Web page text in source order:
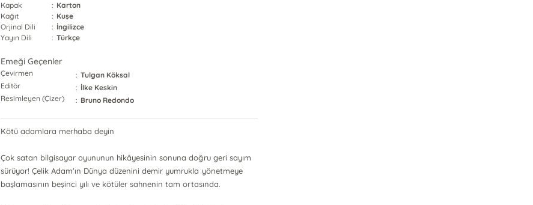
Kapak
: Karton
Kağıt
: Kuşe
Orjinal Dili
: İngilizce
Yayın Dili
: Türkçe
Emeği Geçenler
Çevirmen : Tulgan Köksal
Editör
: İlke Keskin
Resimleyen (Çizer)
: Bruno Redondo
Kötü adamlara merhaba deyin
Çok satan bilgisayar oyununun hikâyesinin sonuna doğru geri sayım
sürüyor! Çelik Adam'ın Dünya düzenini demir yumrukla yönetmeye
başlamasının beşinci yılı ve kötüler sahnenin tam ortasında.